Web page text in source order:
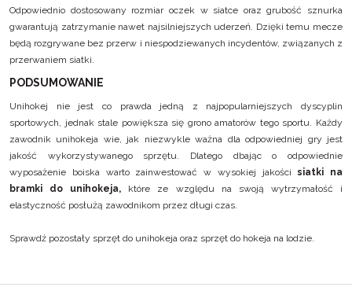
Odpowiednio dostosowany rozmiar oczek w siatce oraz grubość sznurka
gwarantują zatrzymanie nawet najsilniejszych uderzeń. Dzięki temu mecze
będą rozgrywane bez przerw i niespodziewanych incydentów, związanych z
przerwaniem siatki.
PODSUMOWANIE
Unihokej nie jest co prawda jedną z najpopularniejszych dyscyplin
sportowych, jednak stale powiększa się grono amatorów tego sportu. Każdy
zawodnik unihokeja wie, jak niezwykle ważna dla odpowiedniej gry jest
jakość wykorzystywanego sprzętu. Dlatego dbając o odpowiednie
wyposażenie boiska warto zainwestować w wysokiej jakościsiatki na
bramki do unihokeja, które ze względu na swoją wytrzymałość i
elastyczność posłużą zawodnikom przez długi czas.
Sprawdź pozostały sprzęt do unihokeja oraz sprzęt do hokeja na lodzie.